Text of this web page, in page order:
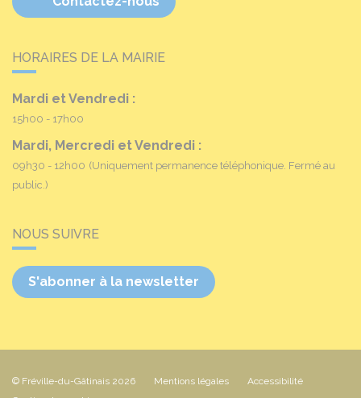
HORAIRES DE LA MAIRIE
Mardi et Vendredi :
15h00 - 17h00
Mardi, Mercredi et Vendredi :
09h30 - 12h00 (Uniquement permanence téléphonique. Fermé au
public.)
NOUS SUIVRE
S'abonner à la newsletter
© Fréville-du-Gâtinais 2026 Mentions légales
Accessibilité